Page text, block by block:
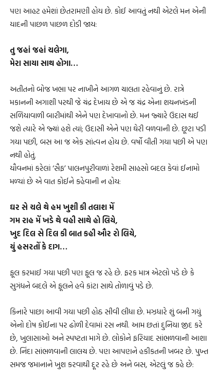
પણ આહટ હમેશાં છેતરામણી હોય છે. કોઈ આવતું નથી એટલે મન એની
યાદની પાછળ પાછળ દોડી જાય:
તુ જહાં જહાં ચલેગા,
મેરા સાયા સાથ હોગા…
અતીતનો બોજ ખભા પર નાખીને આગળ ચાલતા રહેવાનું છે. રાત્રે
મકાનની અગાશી પરથી જે ચંદ્ર દેખાય છે એ જ ચંદ્ર એના શયનખંડની
સળિયાવાળી બારીમાંથી એને પણ દેખાવાનો છે. મન જ્યારે ઉદાસ થઈ
જશે ત્યારે એ જ્યાં હશે ત્યાં; ઉદાસી એને પણ ઘેરી વળવાની છે. છૂટા પડી
ગયા પછી, બસ આ જ એક સાંત્વન હોય છે. વર્ષો વીતી ગયા પછી એ પણ
નથી હોતું.
યૌવનમાં કરેલાં ‘સૈફ’ પાલનપુરીવાળાં રેશમી સાહસો બદલ કેવાં ઈનામો
મળ્યાં છે એ વાત કોઈને કહેવાની ન હોય:
ઘર સે ચલે થે હમ ખુશી કી તલાશ મેં
ગમ રાહ મેં ખડે થે વહી સાથે હો લિયે,
ખુદ દિલ સે દિલ કી બાત કહી ઔર રો લિયે,
યું હસરતોં કે દાગ…
ફૂલ કરમાઈ ગયા પછી પણ ફૂલ જ રહે છે. ફરક માત્ર એટલો પડે છે કે
સુગંધને બદલે એ ફૂલને હવે કાંટા સાથે તોળાવું પડે છે.
કિનારે પાછા આવી ગયા પછી હોઠ સીવી લીધા છે. મઝધારે શું બની ગયું
એનો દોષ કોઈના પર ઢોળી દેવામાં રસ નથી. આમ છતાં દુનિયા જીદ કરે
છે, ખુલાસાઓ અને સ્પષ્ટતા માગે છે. લોકોને ફરિયાદ સાંભળવાની આશા
છે. નિંદા સાંભળવાની લાલચ છે. પણ આપણને હકીકતની ખબર છે. પુખ્ત
સમજ જમાનાને ખુશ કરવાથી દૂર રહે છે અને બસ, એટલું જ કહે છે: